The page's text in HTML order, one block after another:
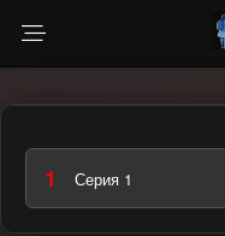
1 Серия 1